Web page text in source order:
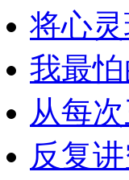
将心
我最
从每
反复